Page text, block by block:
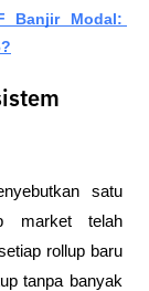
Banjir Modal:
satu
market telah
rollup baru
tanpa banyak